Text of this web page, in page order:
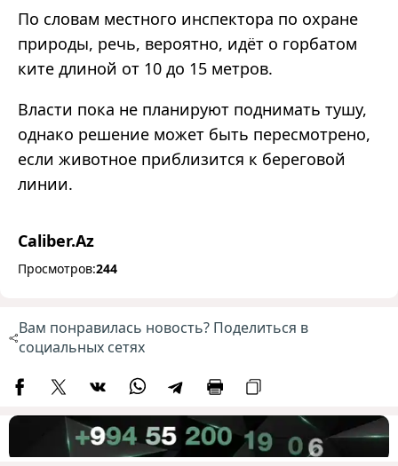
По словам местного инспектора по охране
природы, речь, вероятно, идёт о горбатом
ките длиной от 10 до 15 метров.
Власти пока не планируют поднимать тушу,
однако решение может быть пересмотрено,
если животное приблизится к береговой
линии.
Caliber.Az
Просмотров:244
Вам понравилась новость? Поделиться в
социальных сетях